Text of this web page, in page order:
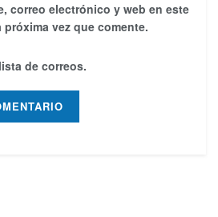
correo electrónico y web en este
próxima vez que comente.
de correos.